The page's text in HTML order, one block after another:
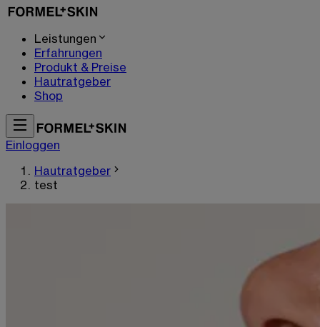
Leistungen
Erfahrungen
Produkt & Preise
Hautratgeber
Shop
Einloggen
Hautratgeber
test